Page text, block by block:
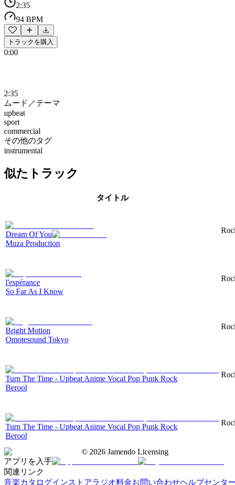
2:35
94 BPM
トラックを購入
0:00
2:35
ムード／テーマ
upbeat
sport
commercial
その他のタグ
instrumental
似たトラック
タイトル
Dream Of You
Muza Production
l'espérance
So Far As I Know
Bright Motion
Omotesound Tokyo
Turn The Time - Upbeat Anime Vocal Pop Punk Rock
Berool
Turn The Time - Upbeat Anime Vocal Pop Punk Rock
Berool
© 2026 Jamendo Licensing
アプリを入手
関連リンク
音楽カタログインストアラジオ料金お問い合わせヘルプセンター